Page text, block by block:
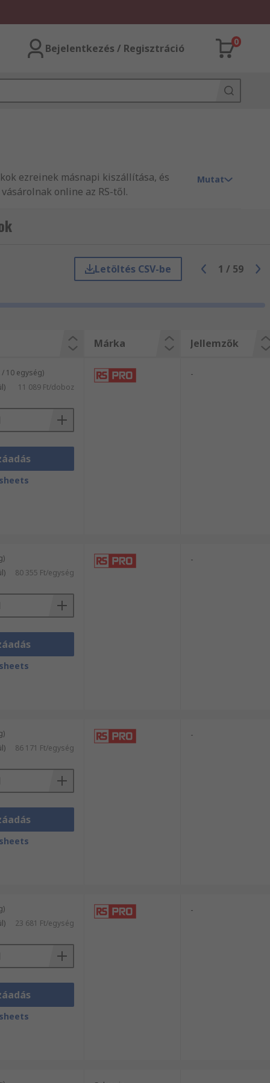
Bejelentkezés / Regisztráció
0
ezreinek másnapi kiszállítása, és
online az RS-től.
Mutat
Letöltés CSV-be 1 / 59
Márka Jellemzők
10 egység)
11 089 Ft/doboz
-
80 355 Ft/egység
-
86 171 Ft/egység
-
23 681 Ft/egység
-